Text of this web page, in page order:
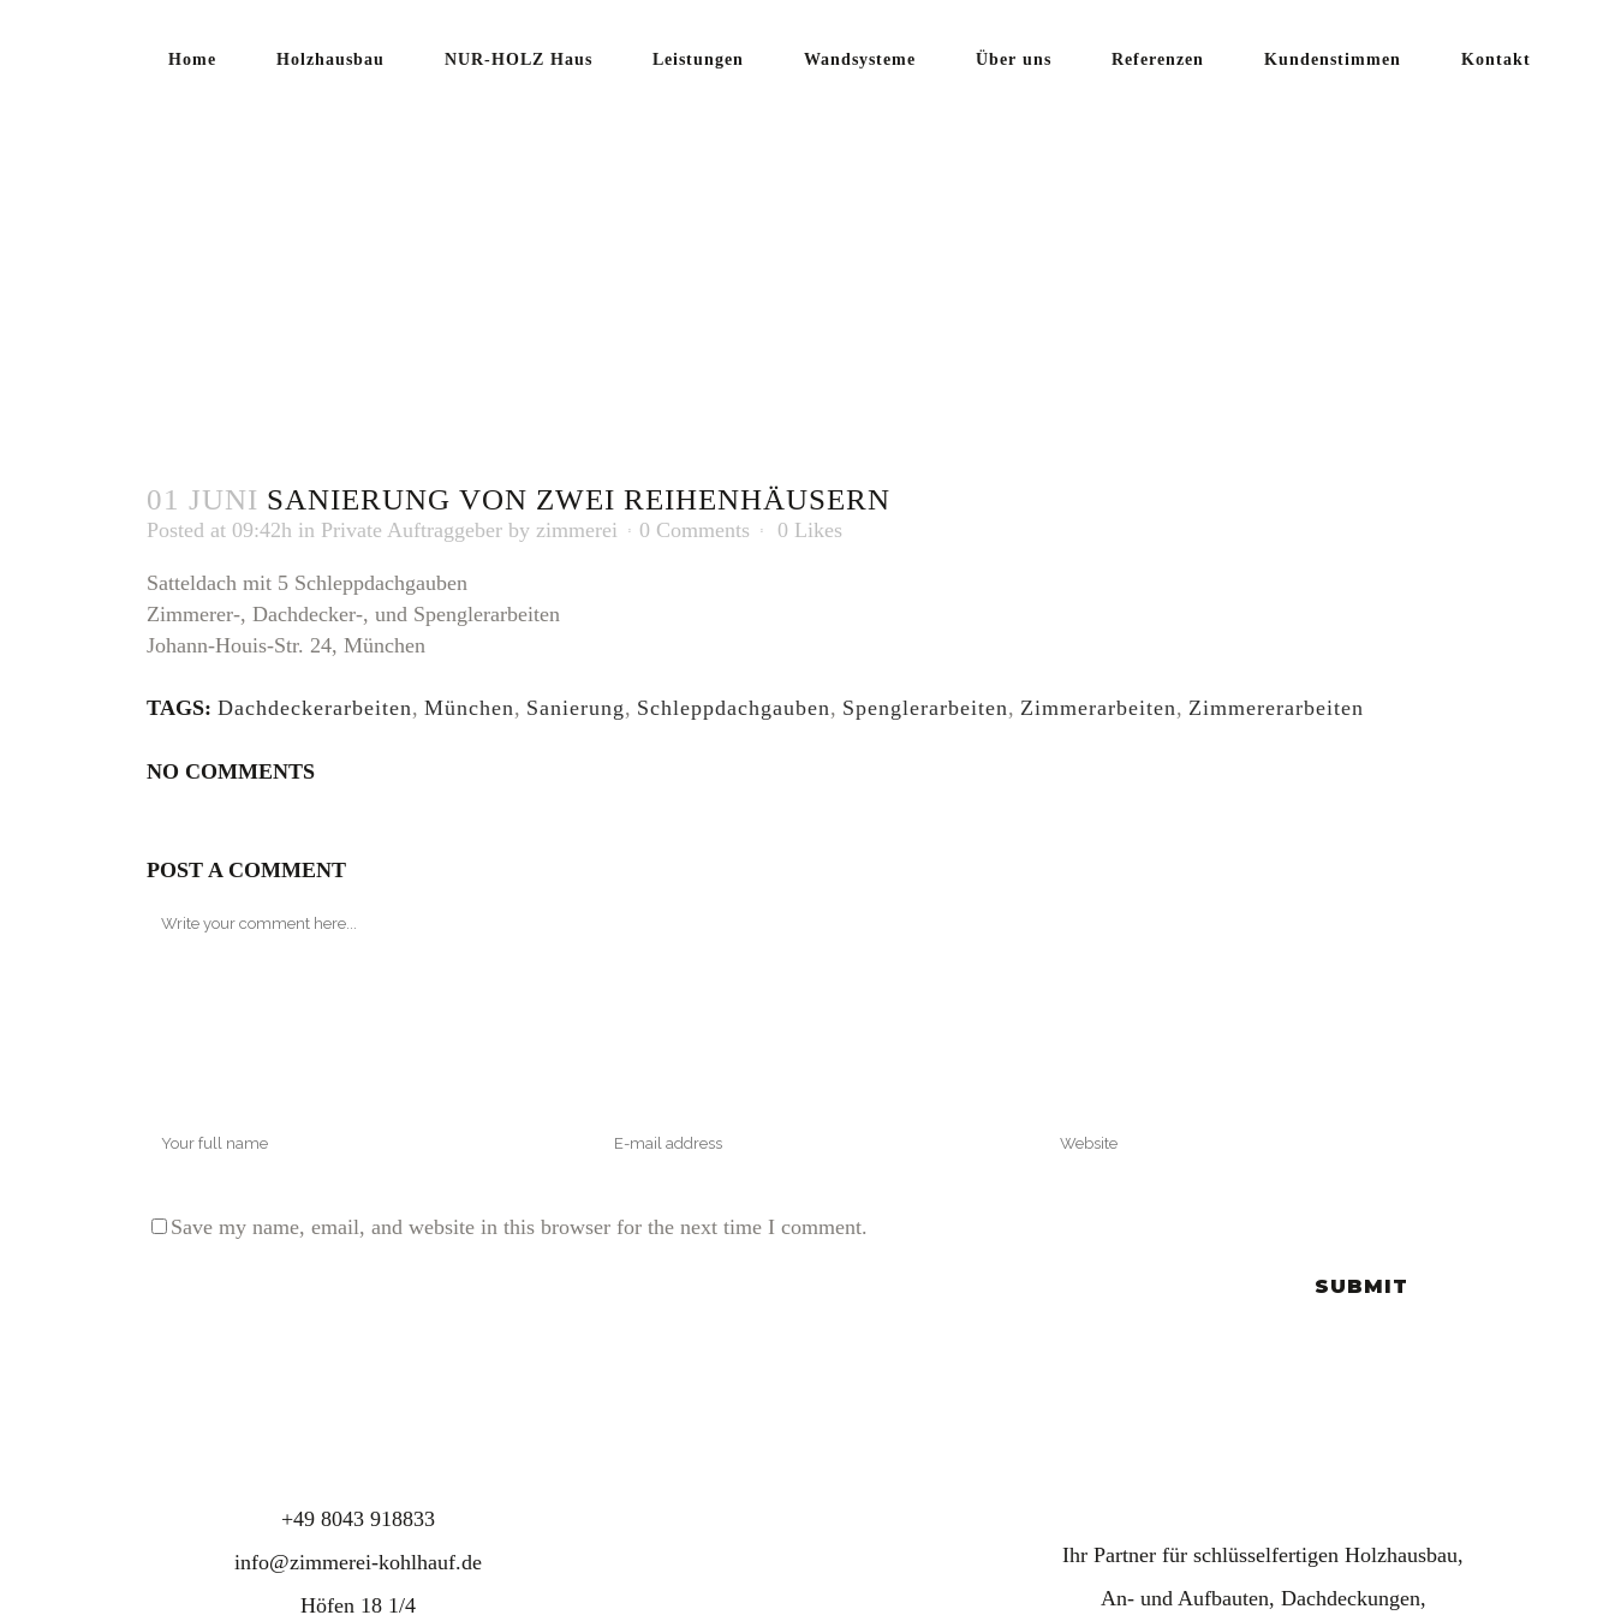
Home Holzhausbau NUR-HOLZ Haus Leistungen Wandsysteme Über uns Referenzen Kundenstimmen Kontakt
01 JUNI SANIERUNG VON ZWEI REIHENHÄUSERN
Posted at 09:42h in Private Auftraggeber by zimmerei 0 Comments 0 Likes
Satteldach mit 5 Schleppdachgauben
Zimmerer-, Dachdecker-, und Spenglerarbeiten
Johann-Houis-Str. 24, München
TAGS: Dachdeckerarbeiten, München, Sanierung, Schleppdachgauben, Spenglerarbeiten, Zimmerarbeiten, Zimmererarbeiten
NO COMMENTS
POST A COMMENT
Save my name, email, and website in this browser for the next time I comment.
+49 8043 918833
info@zimmerei-kohlhauf.de
Höfen 18 1/4
Ihr Partner für schlüsselfertigen Holzhausbau,
An- und Aufbauten, Dachdeckungen,